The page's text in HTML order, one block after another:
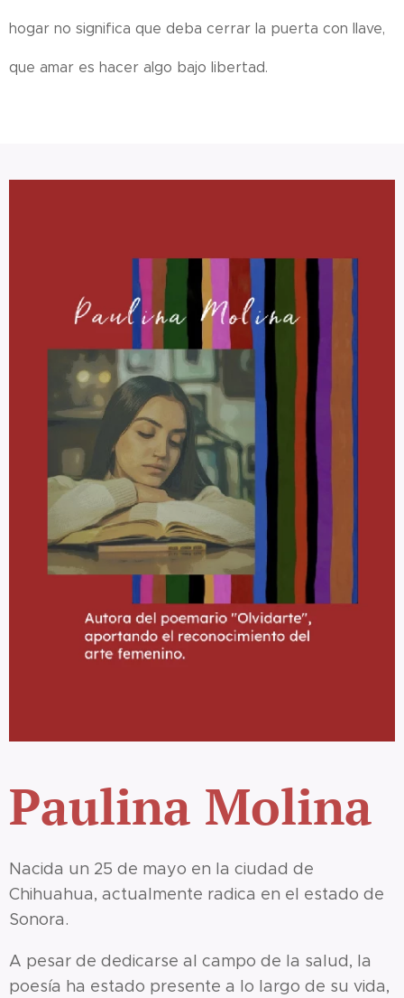
hogar no significa que deba cerrar la puerta con llave,
que amar es hacer algo bajo libertad.
Paulina Molina
Nacida un 25 de mayo en la ciudad de
Chihuahua, actualmente radica en el estado de
Sonora.
A pesar de dedicarse al campo de la salud, la
poesía ha estado presente a lo largo de su vida,